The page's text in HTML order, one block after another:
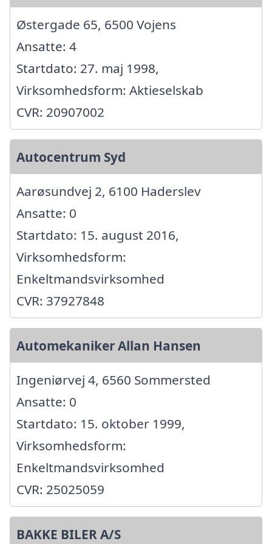
Østergade 65, 6500 Vojens
Ansatte: 4
Startdato: 27. maj 1998,
Virksomhedsform: Aktieselskab
CVR: 20907002
Autocentrum Syd
Aarøsundvej 2, 6100 Haderslev
Ansatte: 0
Startdato: 15. august 2016,
Virksomhedsform:
Enkeltmandsvirksomhed
CVR: 37927848
Automekaniker Allan Hansen
Ingeniørvej 4, 6560 Sommersted
Ansatte: 0
Startdato: 15. oktober 1999,
Virksomhedsform:
Enkeltmandsvirksomhed
CVR: 25025059
BAKKE BILER A/S